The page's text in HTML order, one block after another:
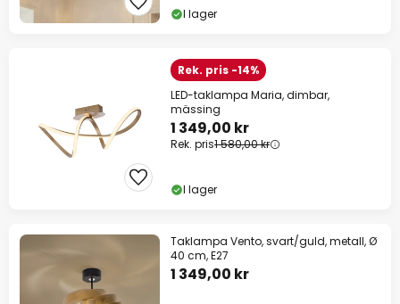
I lager
Rek. pris -14%
LED-taklampa Maria, dimbar,
mässing
1 349,00 kr
Rek. pris1 580,00 kr
I lager
Taklampa Vento, svart/guld, metall, Ø
40 cm, E27
1 349,00 kr